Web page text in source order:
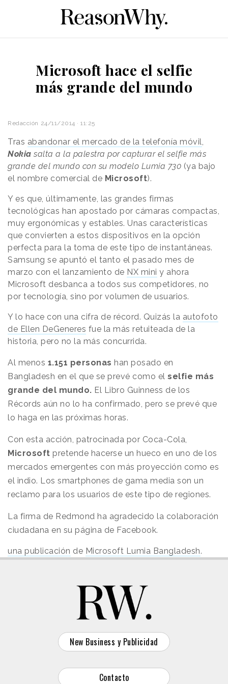
Microsoft hace el selfie
más grande del mundo
Redacción 24/11/2014 · 11:25
Tras abandonar el mercado de la telefonía móvil
Nokia salta a la palestra por capturar el selfie más
grande del mundo con su modelo Lumia 730 (ya bajo
el nombre comercial de Microsoft).
Y es que, últimamente, las grandes firmas
tecnológicas han apostado por cámaras compactas,
muy ergonómicas y estables. Unas características
que convierten a estos dispositivos en la opción
perfecta para la toma de este tipo de instantáneas.
Samsung se apuntó el tanto el pasado mes de
marzo con el lanzamiento de NX mini y ahora
Microsoft desbanca a todos sus competidores, no
por tecnología, sino por volumen de usuarios.
Y lo hace con una cifra de récord. Quizás la autofoto
de Ellen DeGeneres fue la más retuiteada de la
historia, pero no la más concurrida.
Al menos 1.151 personas han posado en
Bangladesh en el que se prevé como el selfie más
grande del mundo. El Libro Guinness de los
Récords aún no lo ha confirmado, pero se prevé que
lo haga en las próximas horas.
Con esta acción, patrocinada por Coca-Cola,
Microsoft pretende hacerse un hueco en uno de los
mercados emergentes con más proyección como es
el indio. Los smartphones de gama media son un
reclamo para los usuarios de este tipo de regiones.
La firma de Redmond ha agradecido la colaboración
ciudadana en su página de Facebook.
una publicación de Microsoft Lumia Bangladesh.
New Business y Publicidad
Contacto